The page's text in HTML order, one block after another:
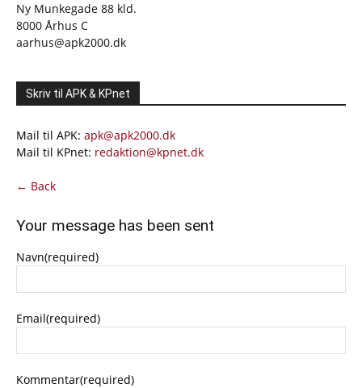
Ny Munkegade 88 kld.
8000 Århus C
aarhus@apk2000.dk
Skriv til APK & KPnet
Mail til APK: apk@apk2000.dk
Mail til KPnet: redaktion@kpnet.dk
← Back
Your message has been sent
Navn(required)
Email(required)
Kommentar(required)